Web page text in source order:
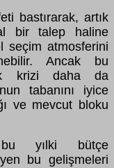
bastırarak, artık
bir talep haline
seçim atmosferini
Ancak bu
krizi daha da
tabanını iyice
ve mevcut bloku
yılki bütçe
bu gelişmeleri